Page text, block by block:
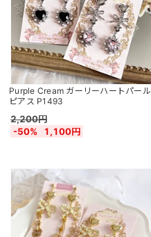
Purple Cream ガーリーハートパール
ピアス P1493
2,200円
-50%
1,100円